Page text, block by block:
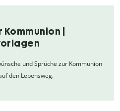
Kommunion |
und Sprüche zur Kommunion
den Lebensweg.